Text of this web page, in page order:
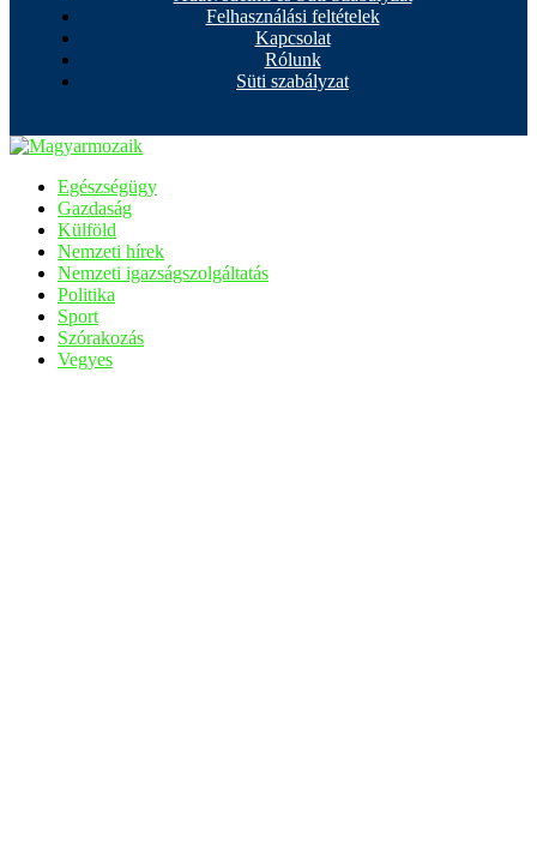
Felhasználási feltételek
Kapcsolat
Rólunk
Süti szabályzat
Egészségügy
Gazdaság
Külföld
Nemzeti hírek
Nemzeti igazságszolgáltatás
Politika
Sport
Szórakozás
Vegyes